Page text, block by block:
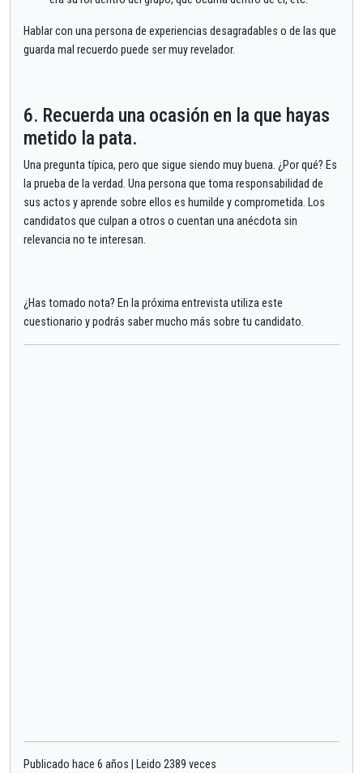
Hablar con una persona de experiencias desagradables o de las que
guarda mal recuerdo puede ser muy revelador.
6. Recuerda una ocasión en la que hayas
metido la pata.
Una pregunta típica, pero que sigue siendo muy buena. ¿Por qué? Es
la prueba de la verdad. Una persona que toma responsabilidad de
sus actos y aprende sobre ellos es humilde y comprometida. Los
candidatos que culpan a otros o cuentan una anécdota sin
relevancia no te interesan.
¿Has tomado nota? En la próxima entrevista utiliza este
cuestionario y podrás saber mucho más sobre tu candidato.
Publicado hace 6 años | Leido 2389 veces